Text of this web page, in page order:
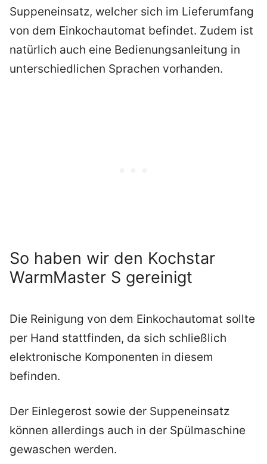
Suppeneinsatz, welcher sich im Lieferumfang
von dem Einkochautomat befindet. Zudem ist
natürlich auch eine Bedienungsanleitung in
unterschiedlichen Sprachen vorhanden.
So haben wir den Kochstar
WarmMaster S gereinigt
Die Reinigung von dem Einkochautomat sollte
per Hand stattfinden, da sich schließlich
elektronische Komponenten in diesem
befinden.
Der Einlegerost sowie der Suppeneinsatz
können allerdings auch in der Spülmaschine
gewaschen werden.